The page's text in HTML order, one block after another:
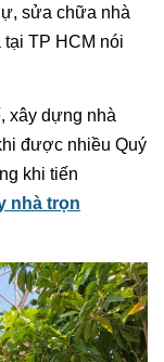
sửa chữa nhà
TP HCM nói
xây dựng nhà
được nhiều Quý
khi tiến
nhà trọn